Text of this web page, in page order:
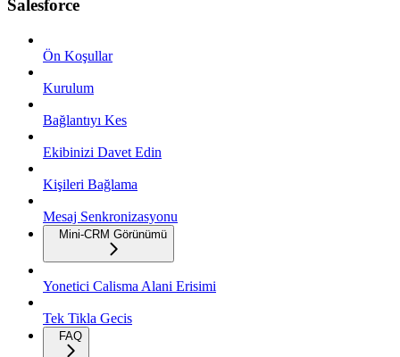
Salesforce
Ön Koşullar
Kurulum
Bağlantıyı Kes
Ekibinizi Davet Edin
Kişileri Bağlama
Mesaj Senkronizasyonu
Mini-CRM Görünümü
Yonetici Calisma Alani Erisimi
Tek Tikla Gecis
FAQ